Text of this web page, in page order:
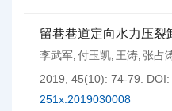
留巷巷道定向水力压裂
李武军, 付玉凯, 王涛, 张占
2019, 45(10): 74-79.
DOI:
251x.2019030008